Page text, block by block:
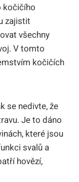
kočičího
zajistit⁢
všechny
V tomto
kočičích
se nedivte, že
⁣Je to​ dáno​
které jsou
svalů a
hovězí,